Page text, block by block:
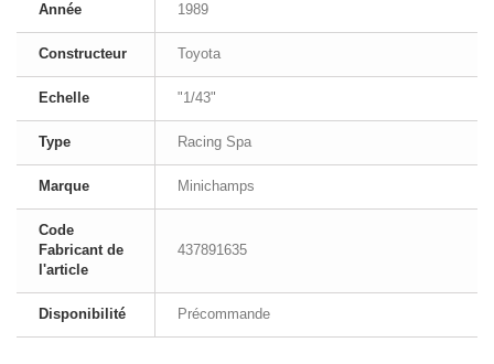
Année 1989
Constructeur Toyota
Echelle "1/43"
Type Racing Spa
Marque Minichamps
Code
Fabricant de
l'article
437891635
Disponibilité Précommande